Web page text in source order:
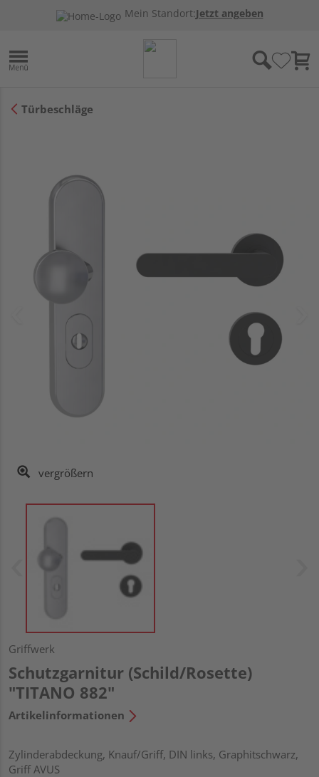
Mein Standort:Jetzt angeben
Türbeschläge
vergrößern
Griffwerk
Schutzgarnitur (Schild/Rosette)
"TITANO 882"
Artikelinformationen
Zylinderabdeckung, Knauf/Griff, DIN links, Graphitschwarz,
Griff AVUS